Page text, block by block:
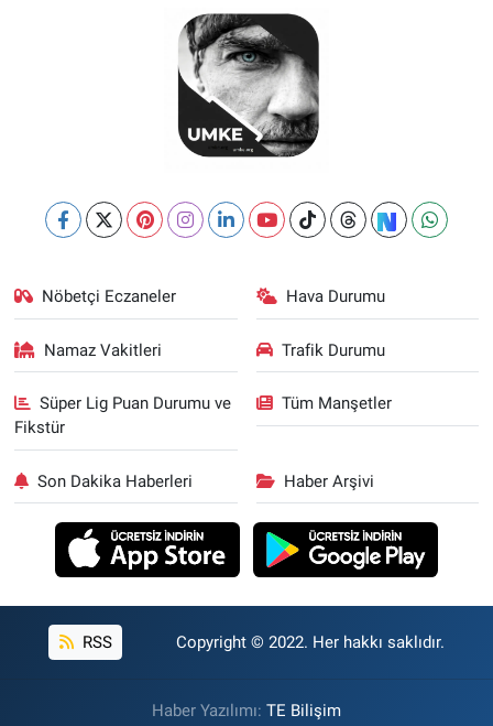
Nöbetçi Eczaneler Hava Durumu
Namaz Vakitleri Trafik Durumu
Süper Lig Puan Durumu ve
Fikstür
Tüm Manşetler
Son Dakika Haberleri Haber Arşivi
RSS Copyright © 2022. Her hakkı saklıdır.
Haber Yazılımı: TE Bilişim